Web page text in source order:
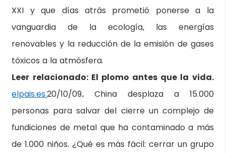
XXI y que días atrás prometió ponerse a la
vanguardia de la ecología, las energías
renovables y la reducción de la emisión de gases
tóxicos a la atmósfera.
Leer relacionado: El plomo antes que la vida.
elpais.es.20/10/09. China desplaza a 15.000
personas para salvar del cierre un complejo de
fundiciones de metal que ha contaminado a más
de 1.000 niños. ¿Qué es más fácil: cerrar un grupo